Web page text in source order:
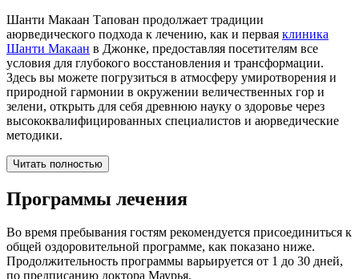
Шанти Макаан Тапован продолжает традиции
аюрведического подхода к лечению, как и первая клиника
Шанти Макаан в Джонке, предоставляя посетителям все
условия для глубокого восстановления и трансформации.
Здесь вы можете погрузиться в атмосферу умиротворения и
природной гармонии в окружении величественных гор и
зелени, открыть для себя древнюю науку о здоровье через
высококвалифицированных специалистов и аюрведические
методики.
Читать полностью
Программы лечения
Во время пребывания гостям рекомендуется присоединиться к
общей оздоровительной программе, как показано ниже.
Продолжительность программы варьируется от 1 до 30 дней,
по предписанию доктора Маурья.